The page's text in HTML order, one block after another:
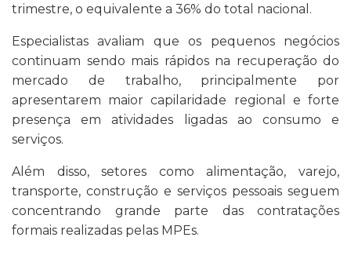
trimestre, o equivalente a 36% do total nacional.
Especialistas avaliam que os pequenos negócios
continuam sendo mais rápidos na recuperação do
mercado de trabalho, principalmente por
apresentarem maior capilaridade regional e forte
presença em atividades ligadas ao consumo e
serviços.
Além disso, setores como alimentação, varejo,
transporte, construção e serviços pessoais seguem
concentrando grande parte das contratações
formais realizadas pelas MPEs.